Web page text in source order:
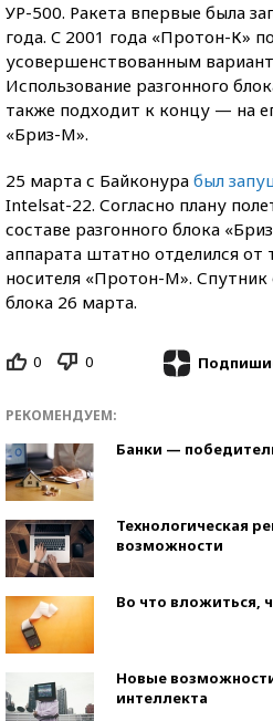
УР-500. Ракета впервые была
года. C 2001 года «Протон-К»
усовершенствованным
Использование разгонного
также подходит к концу — на
«Бриз-М».
25 марта с Байконура был
Intelsat-22. Согласно плану
составе разгонного блока
аппарата штатно отделился от
носителя «Протон-М». Спутник
блока 26 марта.
0 0
РЕКОМЕНДУЕМ:
Банки —
Технологическая
возможности
Во что вложиться,
Новые
интеллекта